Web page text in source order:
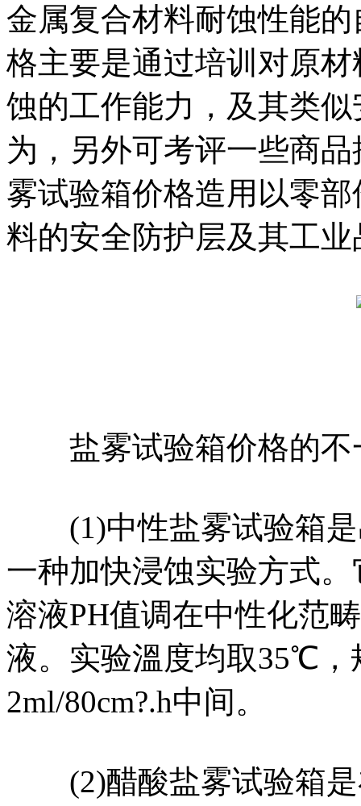
金属复合材料耐蚀性能
格主要是通过培训对原
蚀的工作能力，及其类
为，另外可考评一些商
雾试验箱价格造用以零
料的安全防护层及其工
盐雾试验箱价格的不
(1)中性盐雾试验箱是
一种加快浸蚀实验方式
溶液PH值调在中性化范
液。实验溫度均取35℃，
2ml/80cm?.h中间。
(2)醋酸盐雾试验箱是